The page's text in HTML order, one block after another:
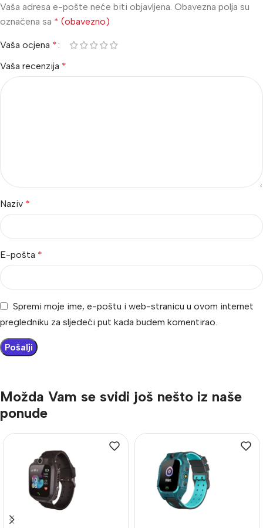
Vaša adresa e-pošte neće biti objavljena. Obavezna polja su
označena sa * (obavezno)
Vaša ocjena *
Vaša recenzija *
Naziv *
E-pošta *
Spremi moje ime, e-poštu i web-stranicu u ovom internet
pregledniku za sljedeći put kada budem komentirao.
Možda Vam se svidi još nešto iz naše
ponude